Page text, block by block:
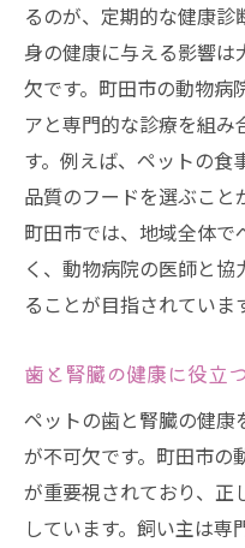
るのが、定期的な健康診
身の健康に与える影響
欠です。町田市の動物病
アと専門的な診療を組
す。例えば、ペットの食
品質のフードを選ぶこと
町田市では、地域全体
く、動物病院の医師と
ることが目指されていま
歯と腎臓の健康に役立
ペットの歯と腎臓の健康
が不可欠です。町田市の
が重要視されており、正
しています。飼い主は